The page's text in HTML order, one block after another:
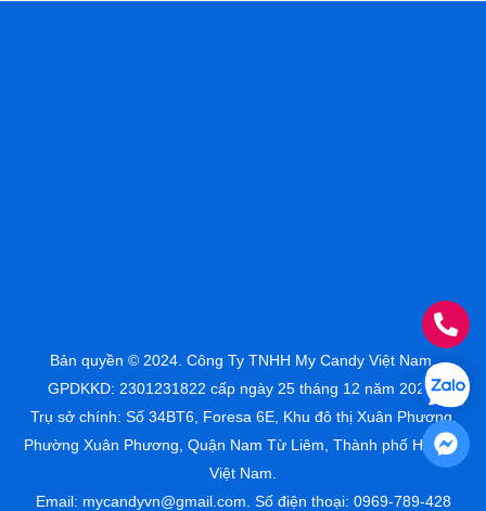
Bản quyền © 2024. Công Ty TNHH My Candy Việt Nam.
GPDKKD: 2301231822 cấp ngày 25 tháng 12 năm 2023.
Trụ sở chính: Số 34BT6, Foresa 6E, Khu đô thị Xuân Phương,
Phường Xuân Phương, Quận Nam Từ Liêm, Thành phố Hà Nội,
Việt Nam.
Email: mycandyvn@gmail.com. Số điện thoại: 0969-789-428